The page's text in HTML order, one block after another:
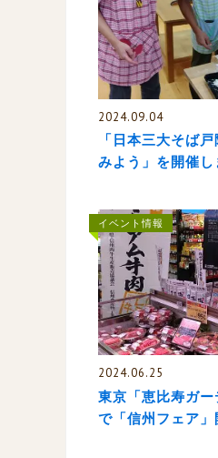
2024.09.04
「日本三大そば
みよう」を開催し
イベント情報
2024.06.25
東京「恵比寿ガー
で「信州フェア」